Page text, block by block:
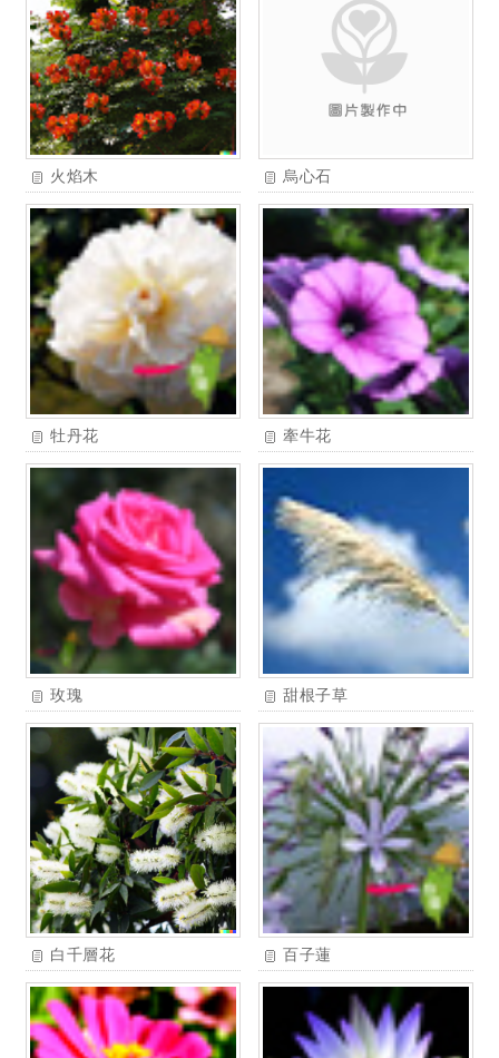
火焰木 烏心石
牡丹花 牽牛花
玫瑰 甜根子草
白千層花 百子蓮